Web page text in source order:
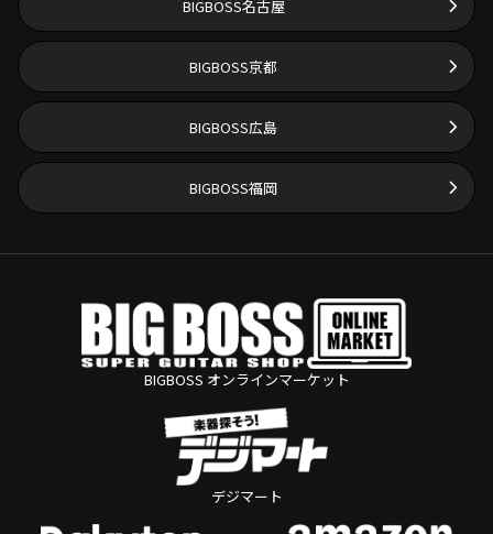
BIGBOSS名古屋
BIGBOSS京都
BIGBOSS広島
BIGBOSS福岡
BIGBOSS オンラインマーケット
デジマート